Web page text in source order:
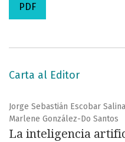
PDF
Carta al Editor
Jorge Sebastián Escobar
Marlene González-Do Santos
La inteligencia